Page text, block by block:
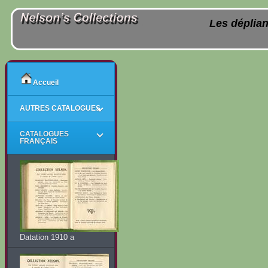
Les
Accueil
AUTRES CATALOGUES
CATALOGUES
FRANÇAIS
Datation 1910 a